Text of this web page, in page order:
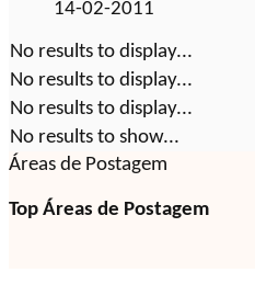
14-02-2011
No results to display...
No results to display...
No results to display...
No results to show...
Áreas de Postagem
Top Áreas de Postagem